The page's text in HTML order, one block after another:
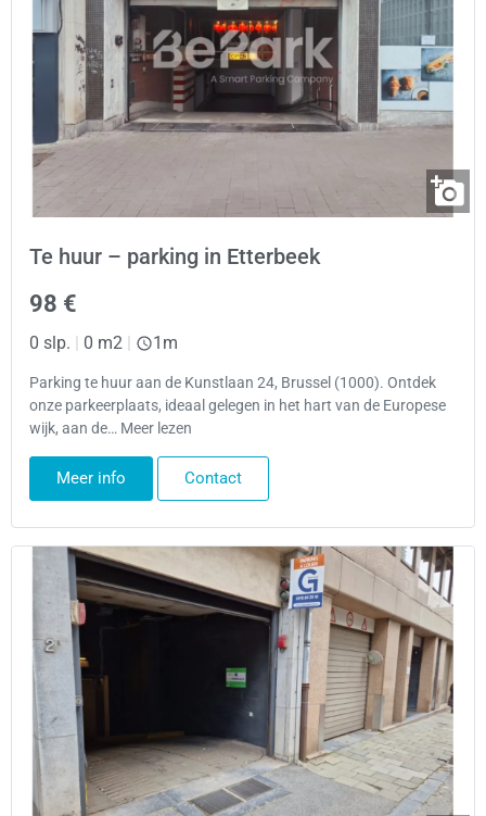
Te huur – parking in Etterbeek
98 €
0 slp. | 0 m2 | 1m
Parking te huur aan de Kunstlaan 24, Brussel (1000). Ontdek
onze parkeerplaats, ideaal gelegen in het hart van de Europese
wijk, aan de… Meer lezen
Meer info Contact